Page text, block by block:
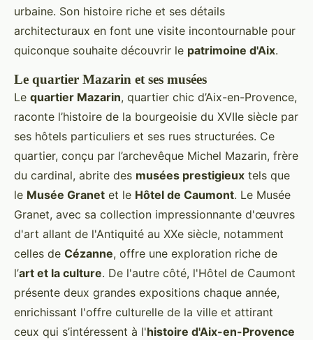
urbaine. Son histoire riche et ses détails
architecturaux en font une visite incontournable pour
quiconque souhaite découvrir le patrimoine d'Aix.
Le quartier Mazarin et ses musées
Le quartier Mazarin, quartier chic d’Aix-en-Provence,
raconte l’histoire de la bourgeoisie du XVIIe siècle par
ses hôtels particuliers et ses rues structurées. Ce
quartier, conçu par l’archevêque Michel Mazarin, frère
du cardinal, abrite des musées prestigieux tels que
le Musée Granet et le Hôtel de Caumont. Le Musée
Granet, avec sa collection impressionnante d'œuvres
d'art allant de l'Antiquité au XXe siècle, notamment
celles de Cézanne, offre une exploration riche de
l’art et la culture. De l'autre côté, l'Hôtel de Caumont
présente deux grandes expositions chaque année,
enrichissant l'offre culturelle de la ville et attirant
ceux qui s’intéressent à l'histoire d'Aix-en-Provence